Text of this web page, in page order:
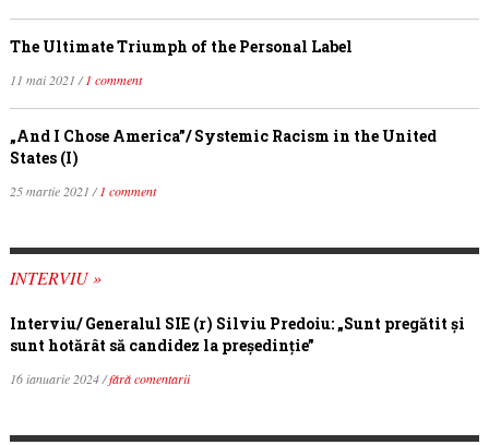
The Ultimate Triumph of the Personal Label
11 mai 2021 /1 comment
„And I Chose America”/ Systemic Racism in the United
States (I)
25 martie 2021 /1 comment
INTERVIU »
Interviu/ Generalul SIE (r) Silviu Predoiu: „Sunt pregătit și
sunt hotărât să candidez la președinție”
16 ianuarie 2024 /fără comentarii